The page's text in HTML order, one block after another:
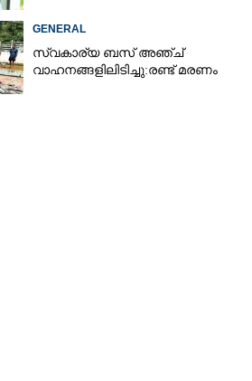
GENERAL
സ്വകാര്യ ബസ് അഞ്ച്
വാഹനങ്ങളിലിടിച്ചു:രണ്ട് മരണം